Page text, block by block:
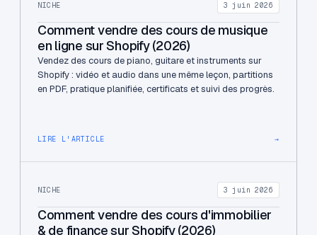
NICHE 3 juin 2026
Comment vendre des cours de musique
en ligne sur Shopify (2026)
Vendez des cours de piano, guitare et instruments sur
Shopify : vidéo et audio dans une même leçon, partitions
en PDF, pratique planifiée, certificats et suivi des progrès.
LIRE L'ARTICLE →
NICHE 3 juin 2026
Comment vendre des cours d'immobilier
& de finance sur Shopify (2026)